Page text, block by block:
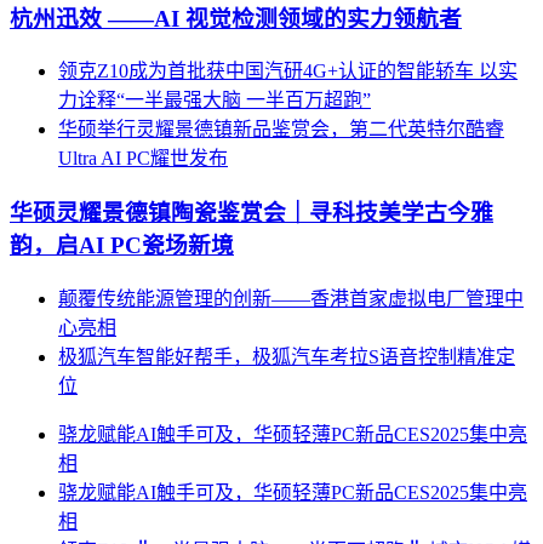
杭州迅效 ——AI 视觉检测领域的实力领航者
领克Z10成为首批获中国汽研4G+认证的智能轿车 以实
力诠释“一半最强大脑 一半百万超跑”
华硕举行灵耀景德镇新品鉴赏会，第二代英特尔酷睿
Ultra AI PC耀世发布
华硕灵耀景德镇陶瓷鉴赏会｜寻科技美学古今雅
韵，启AI PC瓷场新境
颠覆传统能源管理的创新——香港首家虚拟电厂管理中
心亮相
极狐汽车智能好帮手，极狐汽车考拉S语音控制精准定
位
骁龙赋能AI触手可及，华硕轻薄PC新品CES2025集中亮
相
骁龙赋能AI触手可及，华硕轻薄PC新品CES2025集中亮
相